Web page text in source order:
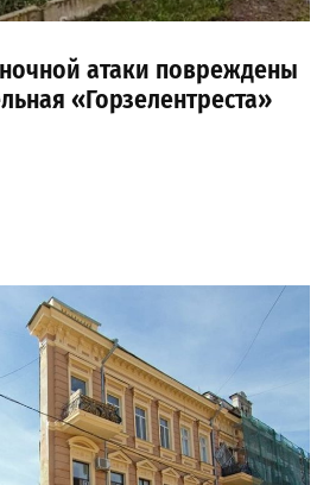
атаки повреждены
«Горзелентреста»